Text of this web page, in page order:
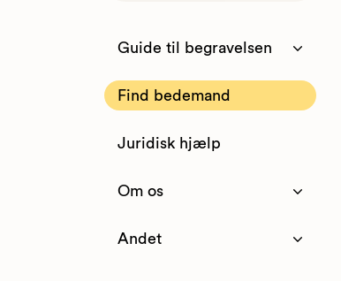
Guide til begravelsen
Find bedemand
Juridisk hjælp
Om os
Andet